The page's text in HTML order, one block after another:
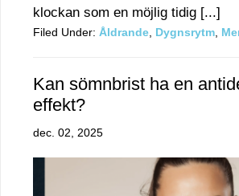
klockan som en möjlig tidig [...]
Filed Under: Åldrande Dygnsrytm
Kan sömnbrist ha en
effekt?
dec. 02, 2025